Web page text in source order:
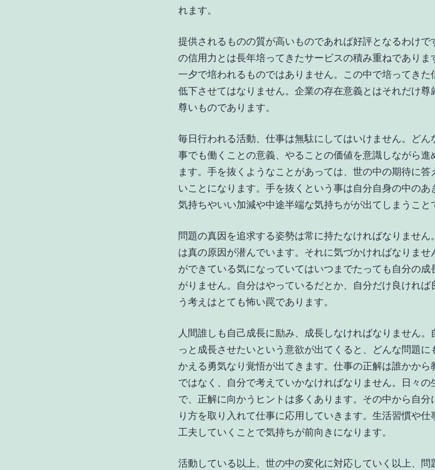
れます。
提供されるものの質が高いものであれば好評となるわけで
の信用力とは長年培ってきたサービスの積み重ねでありま
一夕で培われるものではありません。この中で培ってきた
低下させてはなりません。企業の存在意義とはそれだけ尊
尊いものであります。
毎日行われる活動、仕事は無駄にしてはいけません。どん
事でも働くことの意義、やることの価値を意識しながら進
ます。手を抜くようなことがあっては、世の中の期待に答
いことになります。手を抜くという事は自分自身の中のあ
気持ちやいい加減や中途半端な気持ちがが出てしまうこと
問題の真因を追求する姿勢は常に持たなければなりません
は真の原因が潜んでいます。それに気づかければなりませ
ができている気になっていてはいつまでたっても自分の成
がりません。自分はやっているだとか、自分だけ良ければ
う考えはとても怖い罠であります。
人間誰しも自己成長に励み、成長しなければなりません。
っと成長させたいという意欲が出てくると、どんな問題に
かえる勇気なり覚悟が出てきます。仕事の正解は誰かから
ではなく、自分で考えていかなければなりません。日々の
で、正解に向かうヒントは多くあります。その中から自分
り方を取り入れて仕事に応用していきます。生活習慣や仕
工夫していくことで気持ちが前向きになります。
活動している以上、世の中の変化に対応していく以上、問